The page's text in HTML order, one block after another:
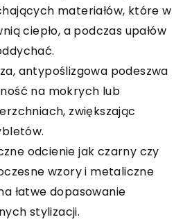
materiałów, które w
ciepło, a podczas upałów
antypoślizgowa podeszwa
na mokrych lub
zwiększając
odcienie jak czarny czy
wzory i metaliczne
łatwe dopasowanie
stylizacji.